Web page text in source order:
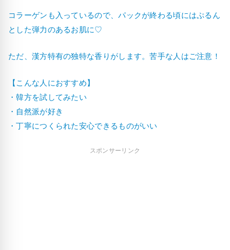
コラーゲンも入っているので、パックが終わる頃にはぷるん
とした弾力のあるお肌に♡
ただ、漢方特有の独特な香りがします。苦手な人はご注意！
【こんな人におすすめ】
・韓方を試してみたい
・自然派が好き
・丁寧につくられた安心できるものがいい
スポンサーリンク